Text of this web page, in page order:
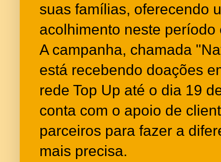
suas famílias, oferecendo
acolhimento neste
A campanha, chamada
está recebendo doações
rede Top Up até o dia 19
conta com o apoio de
parceiros para fazer a
mais precisa.